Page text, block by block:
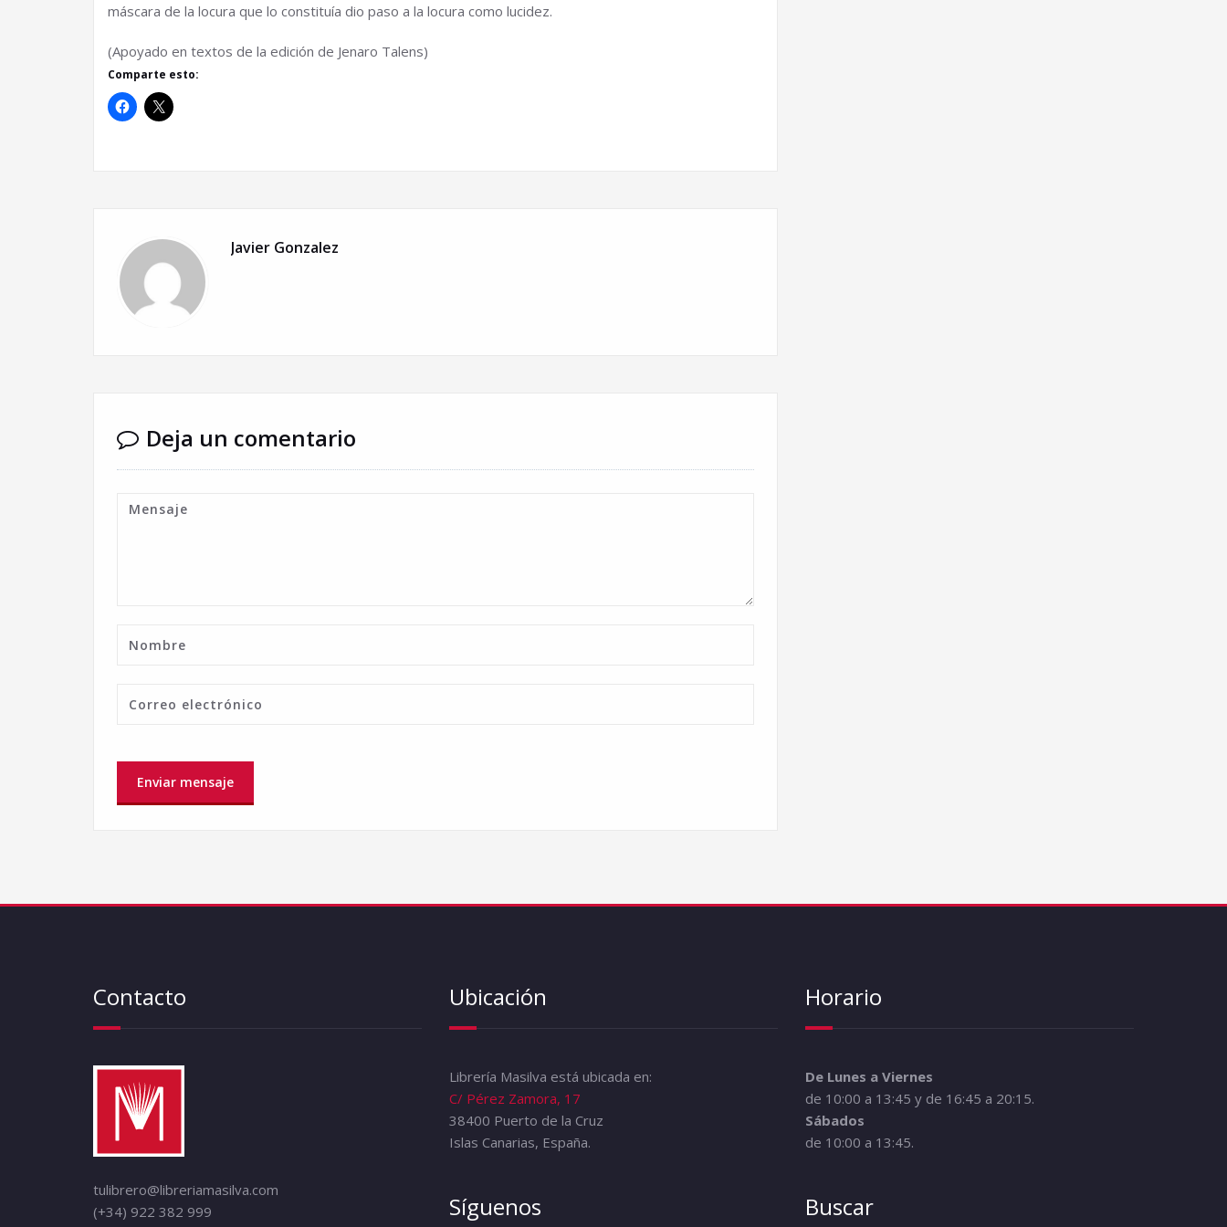
máscara de la locura que lo constituía dio paso a la locura como lucidez.
(Apoyado en textos de la edición de Jenaro Talens)
Comparte esto:
Javier Gonzalez
Deja un comentario
Contacto
tulibrero@libreriamasilva.com
(+34) 922 382 999
Ubicación
Librería Masilva está ubicada en:
C/ Pérez Zamora, 17
38400 Puerto de la Cruz
Islas Canarias, España.
Síguenos
Horario
De Lunes a Viernes
de 10:00 a 13:45 y de 16:45 a 20:15.
Sábados
de 10:00 a 13:45.
Buscar